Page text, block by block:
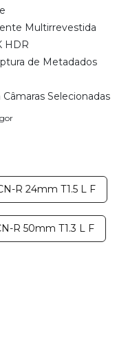
Multirrevestida
HDR
de Metadados
Selecionadas
R 24mm T1.5 L F
R 50mm T1.3 L F